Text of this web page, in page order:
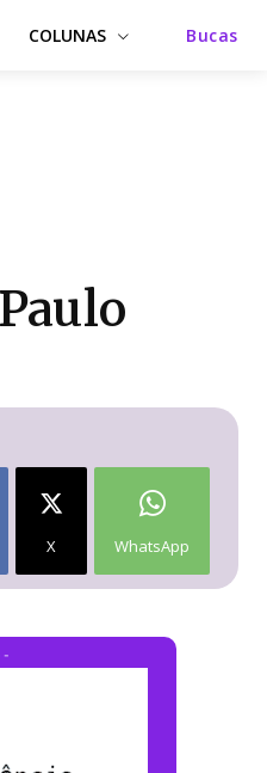
COLUNAS Bucas
X WhatsApp
-